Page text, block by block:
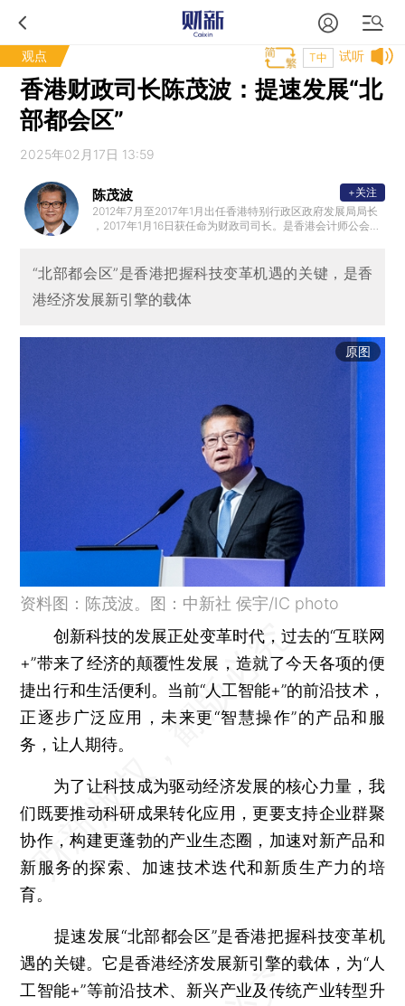
观点 试听
T中
香港财政司长陈茂波：提速发展“北
部都会区”
2025年02月17日 13:59
陈茂波
2012年7月至2017年1月出任香港特别行政区政府发展局局长
，2017年1月16日获任命为财政司司长。是香港会计师公会前
局主席、西九文化区管理局董事局成员、策略发展委员会非
官方委员和香港中文大学校董会成员。
+关注
“北部都会区”是香港把握科技变革机遇的关键，是香
港经济发展新引擎的载体
原图
资料图：陈茂波。图：中新社 侯宇/IC photo
创新科技的发展正处变革时代，过去的“互联网
+”带来了经济的颠覆性发展，造就了今天各项的便
捷出行和生活便利。当前“人工智能+”的前沿技术，
正逐步广泛应用，未来更“智慧操作”的产品和服
务，让人期待。
为了让科技成为驱动经济发展的核心力量，我
们既要推动科研成果转化应用，更要支持企业群聚
协作，构建更蓬勃的产业生态圈，加速对新产品和
新服务的探索、加速技术迭代和新质生产力的培
育。
提速发展“北部都会区”是香港把握科技变革机
遇的关键。它是香港经济发展新引擎的载体，为“人
工智能+”等前沿技术、新兴产业及传统产业转型升